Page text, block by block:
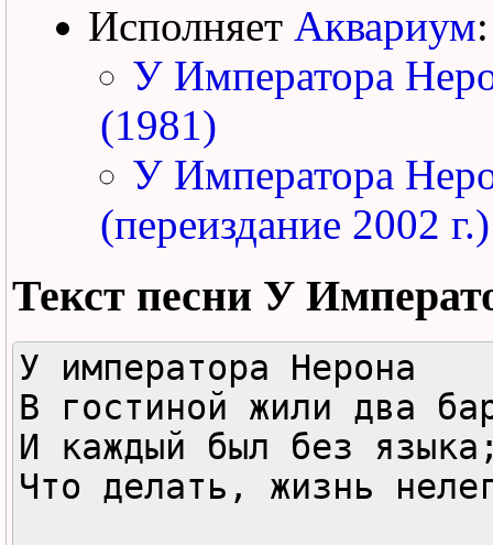
Исполняет Аквариум:
У Императора
(1981)
У Императора
(переиздание 2002
Текст песни У
У императора Нерона
В гостиной жили два
И каждый был без
Что делать, жизнь